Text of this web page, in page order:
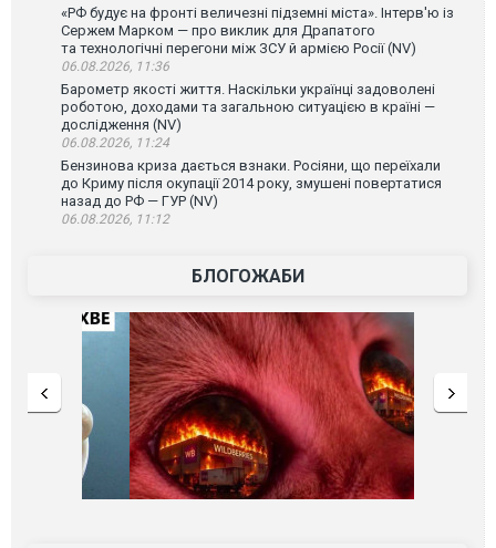
«РФ будує на фронті величезні підземні міста». Інтерв'ю із
Сержем Марком — про виклик для Драпатого
та технологічні перегони між ЗСУ й армією Росії (NV)
06.08.2026, 11:36
Барометр якості життя. Наскільки українці задоволені
роботою, доходами та загальною ситуацією в країні —
дослідження (NV)
06.08.2026, 11:24
Бензинова криза дається взнаки. Росіяни, що переїхали
до Криму після окупації 2014 року, змушені повертатися
назад до РФ — ГУР (NV)
06.08.2026, 11:12
БЛОГОЖАБИ